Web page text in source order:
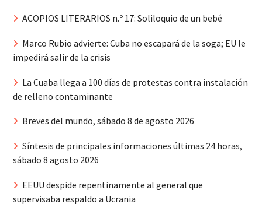
ACOPIOS LITERARIOS n.º 17: Soliloquio de un bebé
Marco Rubio advierte: Cuba no escapará de la soga; EU le
impedirá salir de la crisis
La Cuaba llega a 100 días de protestas contra instalación
de relleno contaminante
Breves del mundo, sábado 8 de agosto 2026
Síntesis de principales informaciones últimas 24 horas,
sábado 8 agosto 2026
EEUU despide repentinamente al general que
supervisaba respaldo a Ucrania